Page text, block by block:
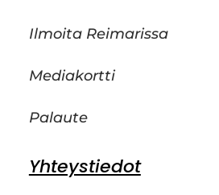
Ilmoita Reimarissa
Mediakortti
Palaute
Yhteystiedot